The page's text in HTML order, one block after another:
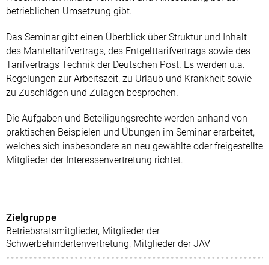
betrieblichen Umsetzung gibt.
Das Seminar gibt einen Überblick über Struktur und Inhalt
des Manteltarifvertrags, des Entgelttarifvertrags sowie des
Tarifvertrags Technik der Deutschen Post. Es werden u.a.
Regelungen zur Arbeitszeit, zu Urlaub und Krankheit sowie
zu Zuschlägen und Zulagen besprochen.
Die Aufgaben und Beteiligungsrechte werden anhand von
praktischen Beispielen und Übungen im Seminar erarbeitet,
welches sich insbesondere an neu gewählte oder freigestellte
Mitglieder der Interessenvertretung richtet.
Zielgruppe
Betriebsratsmitglieder, Mitglieder der
Schwerbehindertenvertretung, Mitglieder der JAV